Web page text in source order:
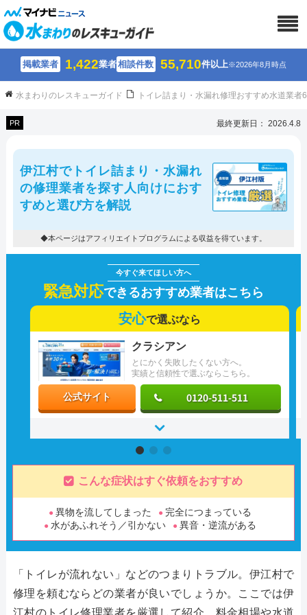
掲載業者 1,422業者相談件数 55,710件以上※2026年8月時点
水まわりのレスキューガイド トイレ詰まり・水漏れ修理おすすめ水道業
PR 最終更新日： 2026.4.8
伊江村でトイレ詰まり・水漏れ
の修理業者を探す人向けにおす
すめと選び方を解説
◆本ページはアフィリエイトプログラムによる収益を得ています。
緊急対応できるおすすめ業者はこちら
安心で選ぶなら
とにかく失敗したくない方へ。
実績と信頼性で選ぶならこちら。
クラシアン
公式サイト 0120-511-511
こんな症状はすぐ依頼をおすすめ
異物を流してしまった
完全につまっている
水があふれそう／引かない
異音・逆流がある
「トイレが流れない」などのつまりトラブル。伊江村で
修理を頼むならどの業者が良いでしょうか。ここでは伊
江村のトイレ修理業者を厳選して紹介。料金相場や水道